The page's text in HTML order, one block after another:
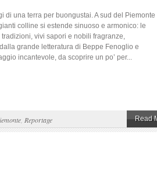
una terra per buongustai. A sud del Piemonte
colline si estende sinuoso e armonico: le
vivi sapori e nobili fragranze,
grande letteratura di Beppe Fenoglio e
incantevole, da scoprire un po’ per...
Reportage Read